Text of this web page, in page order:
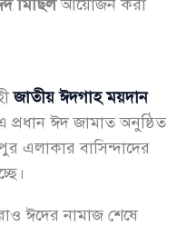
মিছিলআয়োজন করা
জাতীয় ঈদগাহ ময়দান
প্রধান ঈদ জামাত অনুষ্ঠিত
এলাকার বাসিন্দাদের
ঈদের নামাজ শেষে